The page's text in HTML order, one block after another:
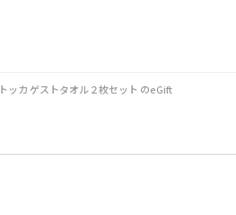
トッカ ゲストタオル２枚セット のeGift